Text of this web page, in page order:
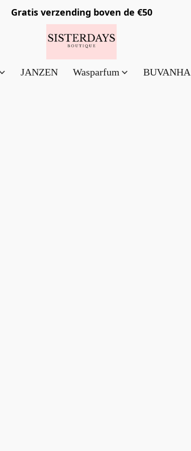
Gratis verzending boven de €50
JANZEN Wasparfum BUVANHA